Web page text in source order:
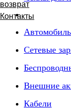
возврат
Контакты
Сетевые
Внешние
Кабели